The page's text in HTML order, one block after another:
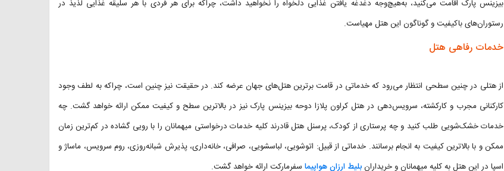
بیزینس پارک اقامت می‌کنید، به‌هیچ‌وجه دغدغه یافتن غذایی دلخواه را نخواهید داشت، چراکه برای هر فردی با هر سلیقه غذایی لذیذ در
رستوران‌های باکیفیت و گوناگون این هتل مهیاست.
خدمات رفاهی هتل
از هتلی در چنین سطحی انتظار می‌رود که خدماتی در قامت برترین هتل‌های جهان عرضه کند. در حقیقت نیز چنین است، چراکه به لطف وجود
کارکنانی مجرب و کارکشته، سرویس‌دهی در هتل کراون پلازا دوحه بیزینس پارک نیز در بالاترین سطح و کیفیت ممکن ارائه خواهد گشت. چه
خدمات خشک‌شویی طلب کنید و چه پرستاری از کودک، پرسنل هتل قادرند کلیه خدمات درخواستی میهمانان را با رویی گشاده در کم‌ترین زمان
ممکن و با بالاترین کیفیت به انجام برسانند. خدماتی از قبیل: اتوشویی، لباسشویی، صرافی، خانه‌داری، پذیرش شبانه‌روزی، روم سرویس، ماساژ و
اسپا در این هتل به کلیه میهمانان و خریدارانبلیط ارزان هواپیما سفرمارکت ارائه خواهد گشت.